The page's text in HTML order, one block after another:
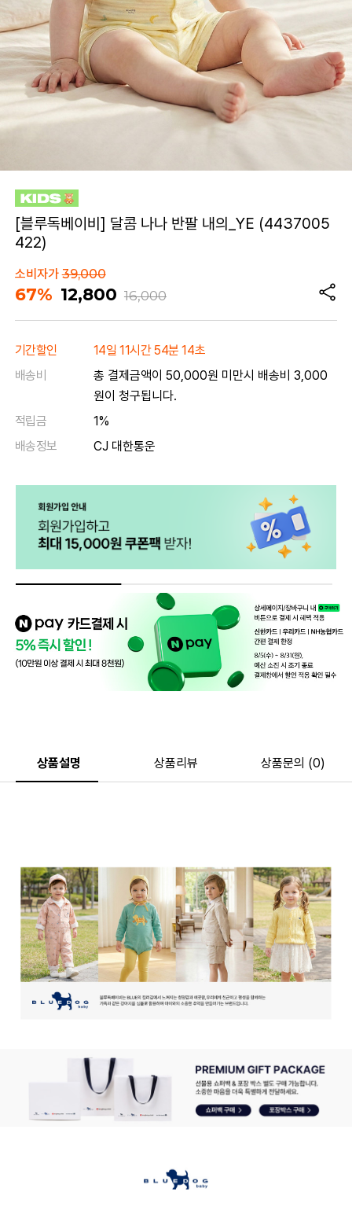
[블루독베이비] 달콤 나나 반팔 내의_YE (4437005
422)
소비자가39,000
67% 12,800 16,000
기간할인
14일 11시간 54분 14초
배송비
총 결제금액이 50,000원 미만시 배송비 3,000
원이 청구됩니다.
적립금
1%
배송정보
CJ 대한통운
상품설명 상품리뷰 상품문의 (0)